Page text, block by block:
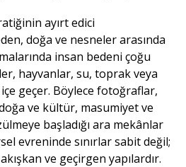
ayırt edici
doğa ve nesneler arasında
insan bedeni çoğu
hayvanlar, su, toprak veya
geçer. Böylece fotoğraflar,
ve kültür, masumiyet ve
başladığı ara mekânlar
evreninde sınırlar sabit değil;
ve geçirgen yapılardır.